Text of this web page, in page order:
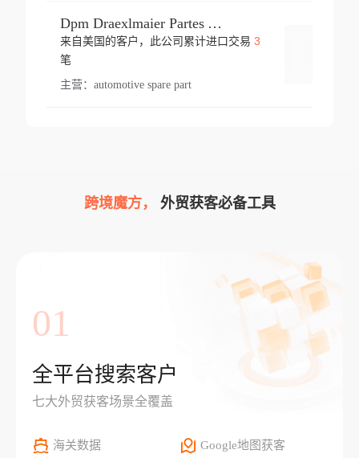
Dpm Draexlmaier Partes Automotrices Corr Ind Huejotzingo
来自美国的客户，此公司累计进口交易 3
笔
主营： automotive spare part
跨境魔方， 外贸获客必备工具
01
全平台搜索客户
七大外贸获客场景全覆盖
海关数据 Google地图获客